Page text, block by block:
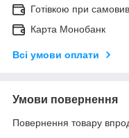
Готівкою при
Карта Монобанк
Всі умови оплати
Умови повернення
Повернення товару